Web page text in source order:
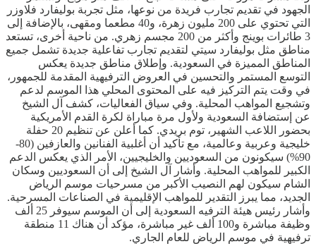
الجهود في تقديم تجارب فريدة من نوعها، مثل تجربة بوليفارد فلاوزر
التي تحتوي على 200 مليون زهرة، و40 مطعما ومقهى، بالإضافة إلى
3 طائرات بوينج وأكثر من 200 مجسم زهري. من ناحية أخرى، تستعد
مناطق مثل بوليفارد سيتي لتقديم تجارب تفاعلية جديدة تشمل جميع
المناطق المميزة في السعودية. وإطلاق مناطق جديدة يعكس
التوسع المستمر والتحسين في العروض الترفيهية المقدمة للجمهور،
في وقت يتم التركيز فيه على المحتوى المحلي هذا الموسم لدعم
وتشجيع المواهب المحلية. وفي سياق الفعاليات، كشف آل الشيخ
عن إستضافة السعودية ولأول مرة مباراة لكرة القدم الأمريكية
بحضور اللاعب الشهير، توم بريدي. كما أعلن عن تنظيم 20 حفلة
خليجية وعربية وعالمية، مع تأكيد أن أغلبية الفنانين والعازفين (80-
90%) سيكونون من السعوديين والخليجيين، الأمر الذي يعكس الدعم
الكبير للمواهب المحلية. وأشار آل الشيخ إلى أن السعوديين وسكان
الشام سيكون لهم النصيب الأكبر من مسرحيات موسم الرياض
الجديد، مما يبرز التقدير للمواهب الإقليمية في الصناعات المسرحية.
وأشار رئيس هيئة الترفيه السعودية إلى أن الموسم سيوفر 25 ألف
وظيفة مباشرة و100 ألف غير مباشرة، مؤكد أن هناك 11 منطقة
ترفيهية في موسم الرياض للعام الجاري.